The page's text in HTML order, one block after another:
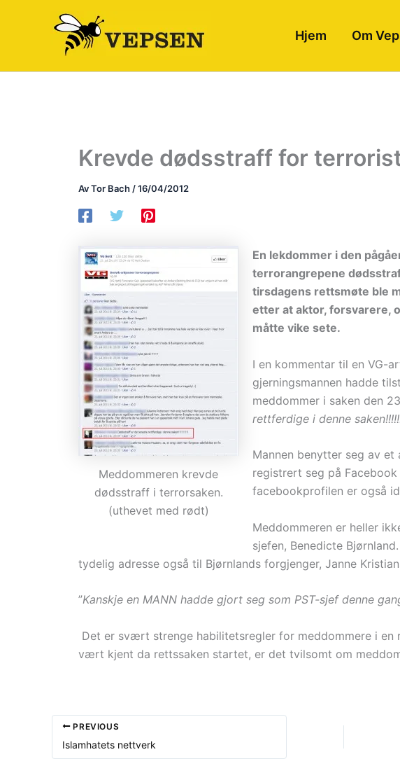
Hjem Om
Krevde dødsstraff for
AvTor Bach /16/04/2012
Meddommeren krevde
dødsstraff i terrorsaken.
(uthevet med rødt)
En lekdommer i den
terrorangrepene
tirsdagens rettsmøte ble
etter at aktor, forsvarere,
måtte vike sete.
I en kommentar til en VG-
gjerningsmannen hadde
meddommer i saken den
rettferdige i denne
Mannen benytter seg av et
registrert seg på
facebookprofilen er også
Meddommeren er heller
sjefen, Benedicte
tydelig adresse også til Bjørnlands forgjenger, Janne
”Kanskje en MANN hadde gjort seg som PST-sjef denne
Det er svært strenge habilitetsregler for meddommere i en
vært kjent da rettssaken startet, er det tvilsomt om
PREVIOUS
Islamhatets nettverk